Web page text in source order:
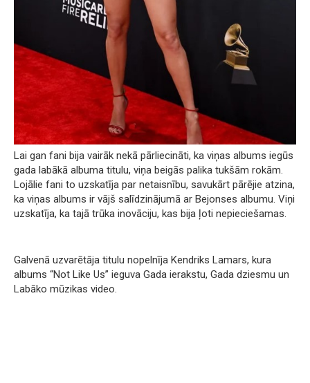
Lai gan fani bija vairāk nekā pārliecināti, ka viņas albums iegūs
gada labākā albuma titulu, viņa beigās palika tukšām rokām.
Lojālie fani to uzskatīja par netaisnību, savukārt pārējie atzina,
ka viņas albums ir vājš salīdzinājumā ar Bejonses albumu. Viņi
uzskatīja, ka tajā trūka inovāciju, kas bija ļoti nepieciešamas.
Galvenā uzvarētāja titulu nopelnīja Kendriks Lamars, kura
albums “Not Like Us” ieguva Gada ierakstu, Gada dziesmu un
Labāko mūzikas video.